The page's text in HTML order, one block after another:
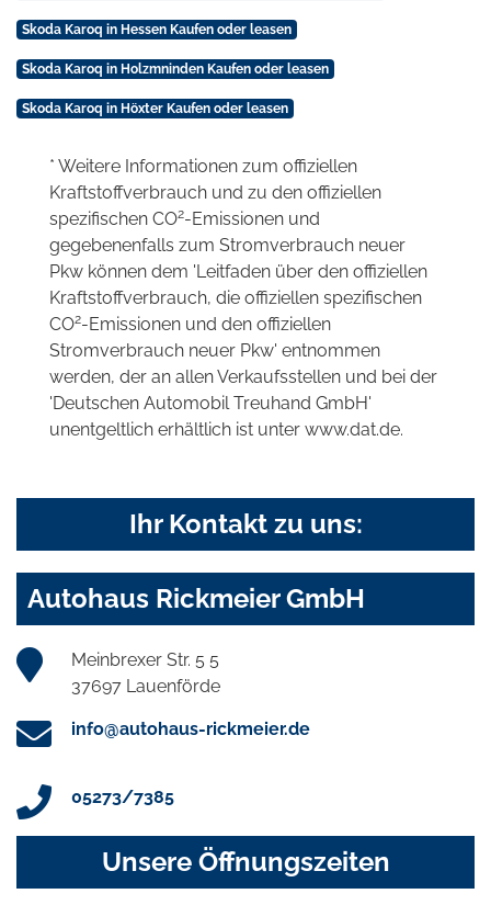
Skoda Karoq in Hessen Kaufen oder leasen
Skoda Karoq in Holzmninden Kaufen oder leasen
Skoda Karoq in Höxter Kaufen oder leasen
* Weitere Informationen zum offiziellen
Kraftstoffverbrauch und zu den offiziellen
spezifischen CO2-Emissionen und
gegebenenfalls zum Stromverbrauch neuer
Pkw können dem 'Leitfaden über den offiziellen
Kraftstoffverbrauch, die offiziellen spezifischen
CO2-Emissionen und den offiziellen
Stromverbrauch neuer Pkw' entnommen
werden, der an allen Verkaufsstellen und bei der
'Deutschen Automobil Treuhand GmbH'
unentgeltlich erhältlich ist unter www.dat.de.
Ihr Kontakt zu uns:
Autohaus Rickmeier GmbH
Meinbrexer Str. 5 5
37697 Lauenförde
info@autohaus-rickmeier.de
05273/7385
Unsere Öffnungszeiten